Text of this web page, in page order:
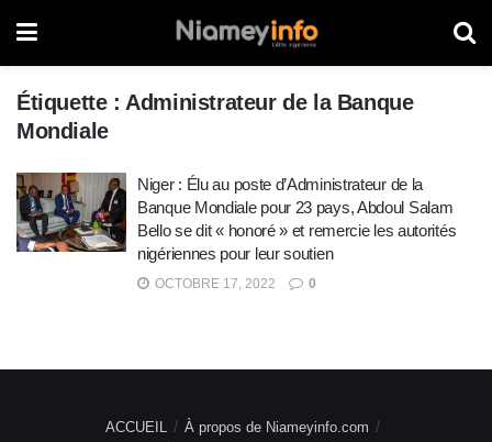
Étiquette : Administrateur de la Banque
Mondiale
Niger : Élu au poste d’Administrateur de la
Banque Mondiale pour 23 pays, Abdoul Salam
Bello se dit « honoré » et remercie les autorités
nigériennes pour leur soutien
OCTOBRE 17, 2022 0
ACCUEIL
À propos de Niameyinfo.com